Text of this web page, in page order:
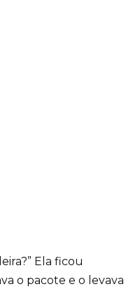
Ela ficou
o pacote e o levava